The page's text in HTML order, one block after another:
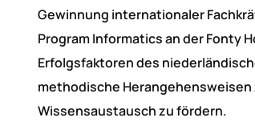
Gewinnung internationaler
Program Informatics an der Fonty
Erfolgsfaktoren des
methodische
Wissensaustausch zu fördern.